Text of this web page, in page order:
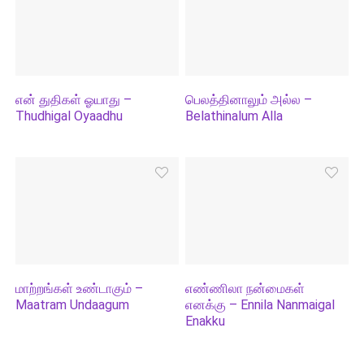
என் துதிகள் ஓயாது –
Thudhigal Oyaadhu
பெலத்தினாலும் அல்ல –
Belathinalum Alla
மாற்றங்கள் உண்டாகும் –
Maatram Undaagum
எண்ணிலா நன்மைகள்
எனக்கு – Ennila Nanmaigal
Enakku